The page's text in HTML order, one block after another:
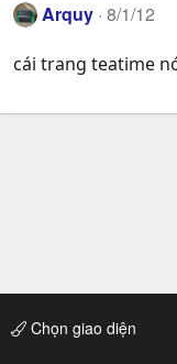
Arquy 8/1/12
cái trang teatime
Chọn giao diện